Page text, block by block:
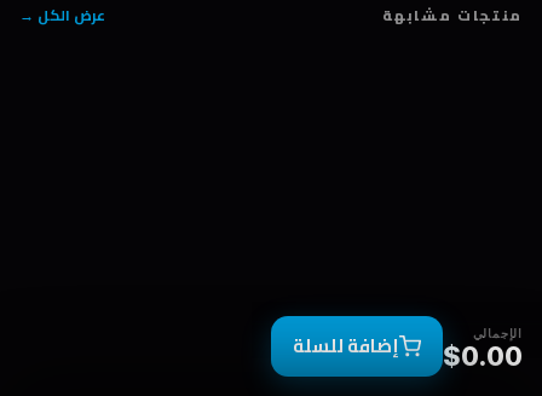
منتجات مشابهة عرض الكل →
الإجمالي
$0.00 إضافة للسلة